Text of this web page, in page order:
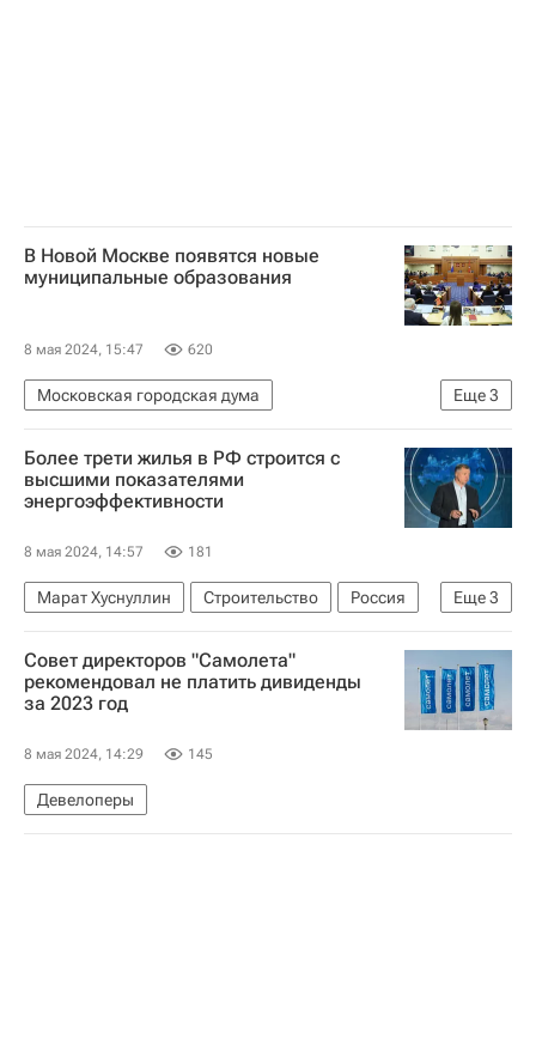
В Новой Москве появятся новые
муниципальные образования
8 мая 2024, 15:47 620
Еще3
Московская городская дума
Алексей Шапошников
Новая Москва
ТиНАО
Более трети жилья в РФ строится с
высшими показателями
энергоэффективности
8 мая 2024, 14:57 181
Еще3
Марат Хуснуллин Строительство
Россия
Жилье
Москва Свердловская область
Совет директоров "Самолета"
рекомендовал не платить дивиденды
за 2023 год
8 мая 2024, 14:29 145
Девелоперы